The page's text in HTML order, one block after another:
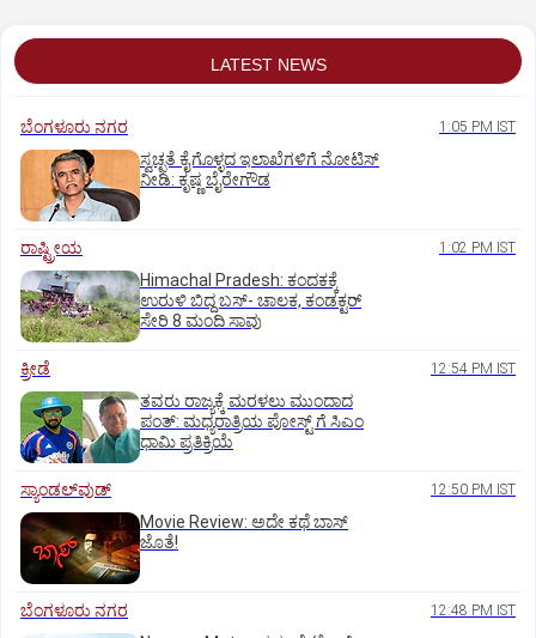
LATEST NEWS
ಬೆಂಗಳೂರು ನಗರ 1:05 PM IST
ಸ್ವಚ್ಛತೆ ಕೈಗೊಳ್ಳದ ಇಲಾಖೆಗಳಿಗೆ ನೋಟಿಸ್‌
ನೀಡಿ: ಕೃಷ್ಣ ಬೈರೇಗೌಡ
ರಾಷ್ಟ್ರೀಯ 1:02 PM IST
Himachal Pradesh: ಕಂದಕಕ್ಕೆ
ಉರುಳಿ ಬಿದ್ದ ಬಸ್-‌ ಚಾಲಕ, ಕಂಡಕ್ಟರ್‌
ಸೇರಿ 8 ಮಂದಿ ಸಾವು
ಕ್ರೀಡೆ 12:54 PM IST
ತವರು ರಾಜ್ಯಕ್ಕೆ ಮರಳಲು ಮುಂದಾದ
ಪಂತ್:‌ ಮಧ್ಯರಾತ್ರಿಯ ಪೋಸ್ಟ್‌ ಗೆ ಸಿಎಂ
ಧಾಮಿ ಪ್ರತಿಕ್ರಿಯೆ
ಸ್ಯಾಂಡಲ್‌ವುಡ್‌ 12:50 PM IST
Movie Review: ಅದೇ ಕಥೆ ಬಾಸ್‌
ಜೊತೆ!
ಬೆಂಗಳೂರು ನಗರ 12:48 PM IST